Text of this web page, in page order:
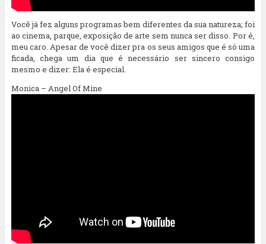
Você já fez alguns programas bem diferentes da sua natureza; foi
ao cinema, parque, exposição de arte sem nunca ser disso. Por é,
meu caro. Apesar de você dizer pra os seus amigos que é só uma
ficada, chega um dia que é necessário ser sincero consigo
mesmo e dizer: Ela é especial.
Monica – Angel Of Mine